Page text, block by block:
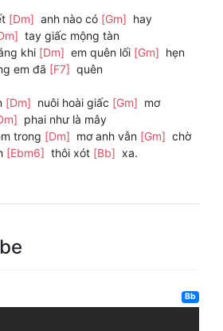
[Dm] anh nào có [Gm] hay
tay giấc mộng tàn
khi [Dm] em quên lối [Gm] hẹn
em đã [F7] quên
[Dm] nuôi hoài giấc [Gm] mơ
phai như là mây
trong [Dm] mơ anh vẫn [Gm] chờ
[Ebm6] thôi xót [Bb] xa.
Bb